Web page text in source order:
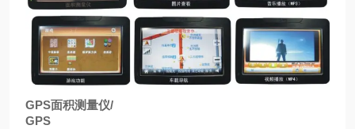
GPS面积测量仪/
GPS